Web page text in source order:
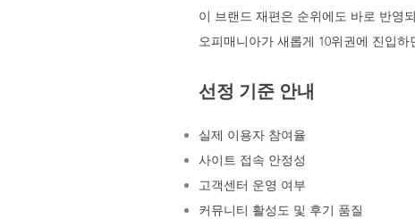
이 브랜드 재편은 순위에도 바로 반영
오피매니아가 새롭게 10위권에 진입
선정 기준 안내
실제 이용자 참여율
사이트 접속 안정성
고객센터 운영 여부
커뮤니티 활성도 및 후기 품질